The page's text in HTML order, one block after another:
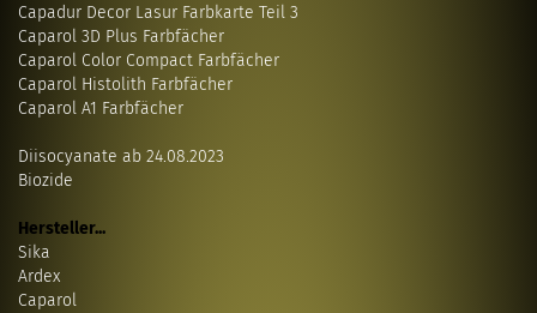
Capadur Decor Lasur Farbkarte Teil 3
Caparol 3D Plus Farbfächer
Caparol Color Compact Farbfächer
Caparol Histolith Farbfächer
Caparol A1 Farbfächer
Diisocyanate ab 24.08.2023
Biozide
Hersteller...
Sika
Ardex
Caparol